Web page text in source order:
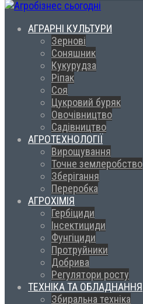
АГРАРНІ КУЛЬТУРИ
Зернові
Соняшник
Кукурудза
Ріпак
Соя
Цукровий буряк
Овочівництво
Садівництво
АГРОТЕХНОЛОГІЇ
Вирощування
Точне землеробство
Зберігання
Переробка
АГРОХІМІЯ
Гербіциди
Інсектициди
Фунгіциди
Протруйники
Добрива
Регулятори росту
ТЕХНІКА ТА ОБЛАДНАННЯ
Збиральна техніка